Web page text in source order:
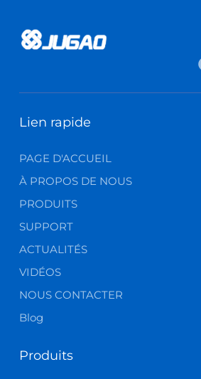
Lien rapide
PAGE D'ACCUEIL
À PROPOS DE NOUS
PRODUITS
SUPPORT
ACTUALITÉS
VIDÉOS
NOUS CONTACTER
Blog
Produits